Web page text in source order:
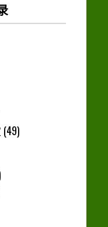
(49)